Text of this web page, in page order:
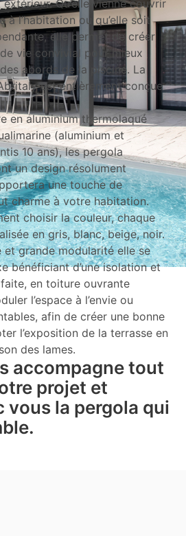
extérieur. Qu’elle vienne couvrir
à l’habitation ou qu’elle soit
elle permet de créer
vie convivial pour mieux
abords de la piscine. La
est entièrement conçue
en aluminium thermolaqué
(aluminium et
10 ans), les pergola
un design résolument
une touche de
charme à votre habitation.
choisir la couleur, chaque
en gris, blanc, beige, noir.
grande modularité elle se
bénéficiant d’une isolation et
en toiture ouvrante
l’espace à l’envie ou
afin de créer une bonne
l’exposition de la terrasse en
des lames.
accompagne tout
projet et
vous la pergola qui